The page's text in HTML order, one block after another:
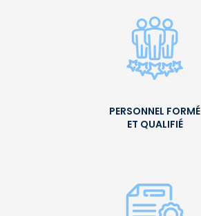
PERSONNEL FORMÉ
ET QUALIFIÉ